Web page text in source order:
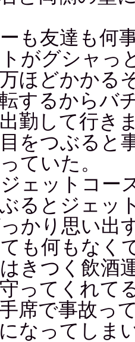
も友達も何
がグシャっ
ほどかかる
するからバ
勤して行き
をつぶると
ていた。
ェットコー
るとジェッ
かり思い出
も何もなく
きつく飲酒
ってくれて
席で事故っ
なってしま